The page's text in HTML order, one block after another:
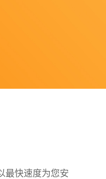
最快速度为您安